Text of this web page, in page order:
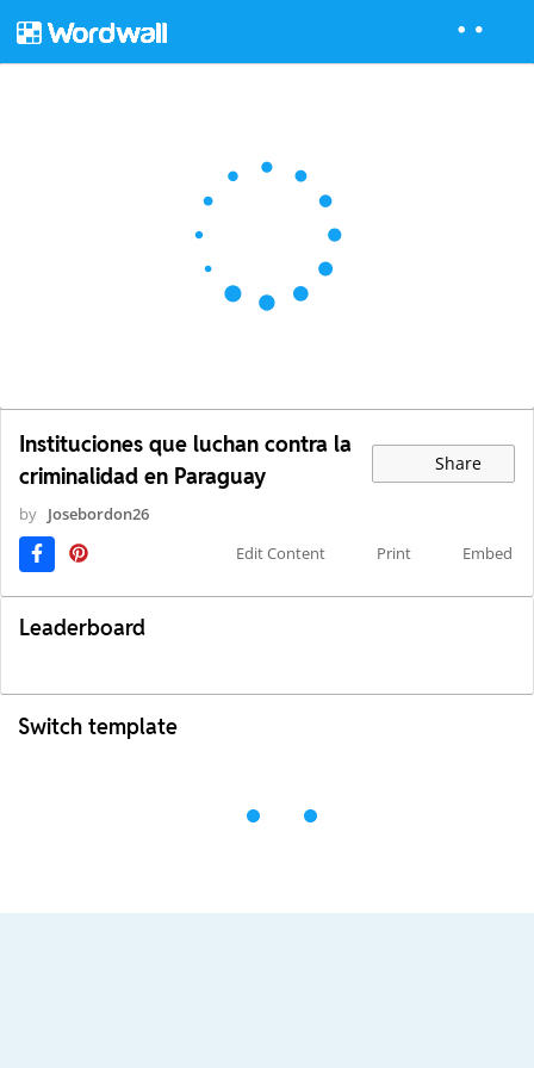
Instituciones que luchan contra la
criminalidad en Paraguay
Share
by Josebordon26
Edit Content
Print Embed
Leaderboard
Switch template